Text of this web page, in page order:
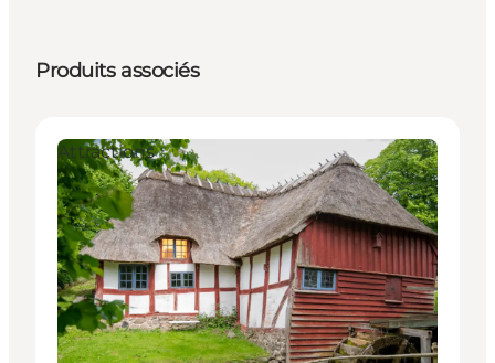
Produits associés
Attractions